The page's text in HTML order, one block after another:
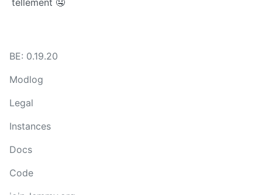
tellement 🤤
BE: 0.19.20
Modlog
Legal
Instances
Docs
Code